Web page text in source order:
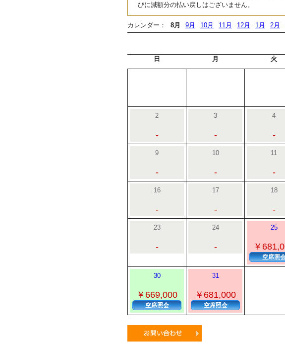
びに減額分の払い戻しはございません。
カレンダー： 8月 9月 10月 11月 12月 1月 2月
日 月 火
2
-
3
-
4
-
9
-
10
-
11
-
16
-
17
-
18
-
23
-
24
-
25
￥
空席照
30
￥669,000
空席照会
31
￥681,000
空席照会